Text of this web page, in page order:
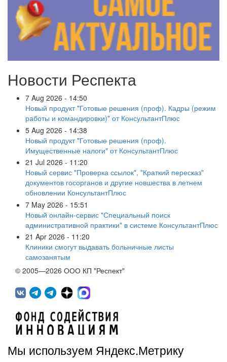
Новости Респекта
7 Aug 2026 - 14:50
Новый продукт "Готовые решения (проф). Кадры (режим
работы и командировки)" от КонсультантПлюс
5 Aug 2026 - 14:38
Новый продукт "Готовые решения (проф).
Имущественные налоги" от КонсультантПлюс
21 Jul 2026 - 11:20
Новый сервис "Проверка ссылок", "Краткий пересказ"
документов госорганов и другие новшества в летнем
обновлении КонсультантПлюс
7 May 2026 - 15:51
Новый онлайн-сервис "Специальный поиск
административной практики" в системе КонсультантПлюс
21 Apr 2026 - 11:20
Клиники смогут выдавать больничные листы
самозанятым
© 2005—2026 ООО КП "Респект"
Мы используем Яндекс.Метрику